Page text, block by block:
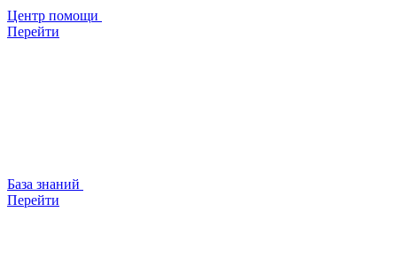
Центр помощи
Перейти
База знаний
Перейти